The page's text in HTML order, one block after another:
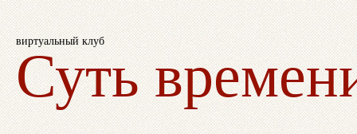
виртуальный клуб
Суть